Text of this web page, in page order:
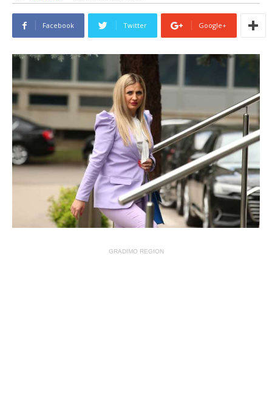
Facebook Twitter Google+
GRADIMO REGION